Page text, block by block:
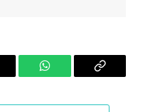
WhatsAppCopy